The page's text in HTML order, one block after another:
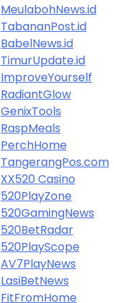
MeulabohNews.id
TabananPost.id
BabelNews.id
TimurUpdate.id
ImproveYourself
RadiantGlow
GenixTools
RaspMeals
PerchHome
TangerangPos.com
XX520 Casino
520PlayZone
520GamingNews
520BetRadar
520PlayScope
AV7PlayNews
LasiBetNews
FitFromHome